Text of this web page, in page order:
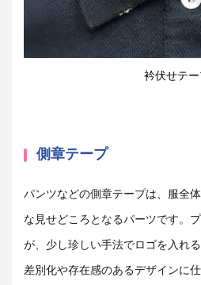
衿伏せテ
側章テープ
パンツなどの側章テープは、服全
な見せどころとなるパーツです。
が、少し珍しい手法でロゴを入れ
差別化や存在感のあるデザインに